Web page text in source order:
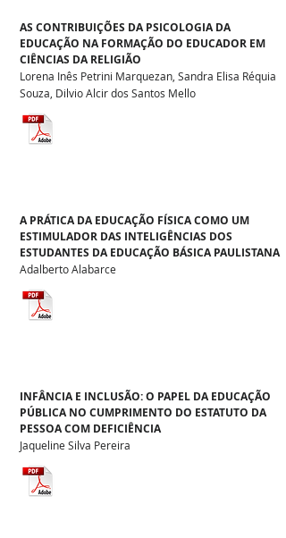
Lorena Inês Petrini Marquezan, Sandra Elisa Réquia
Souza, Dilvio Alcir dos Santos Mello
AS CONTRIBUIÇÕES DA PSICOLOGIA DA
EDUCAÇÃO NA FORMAÇÃO DO EDUCADOR EM
CIÊNCIAS DA RELIGIÃO
Adalberto Alabarce
A PRÁTICA DA EDUCAÇÃO FÍSICA COMO UM
ESTIMULADOR DAS INTELIGÊNCIAS DOS
ESTUDANTES DA EDUCAÇÃO BÁSICA PAULISTANA
Jaqueline Silva Pereira
INFÂNCIA E INCLUSÃO: O PAPEL DA EDUCAÇÃO
PÚBLICA NO CUMPRIMENTO DO ESTATUTO DA
PESSOA COM DEFICIÊNCIA